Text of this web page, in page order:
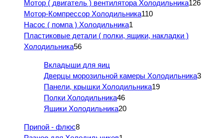
Мотор ( двигатель ) вентилятора Холодильника126
Мотор-Компрессор Холодильника110
Насос ( помпа ) Холодильника1
Пластиковые детали ( полки, ящики, накладки )
Холодильника56
Вкладыши для яиц
Дверцы морозильной камеры Холодильника3
Панели, крышки Холодильника19
Полки Холодильника46
Ящики Холодильника20
Припой - флюс8